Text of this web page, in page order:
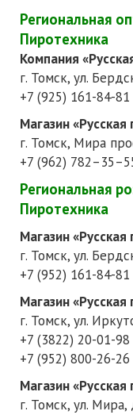
Региональная
Пиротехника
Компания
г. Томск, ул.
+7 (925) 161-84-81
Магазин
г. Томск, Мира
+7 (962)
Региональная
Пиротехника
Магазин
г. Томск, ул.
+7 (952) 161-84-81
Магазин
г. Томск, ул.
+7 (3822) 20-01-98
+7 (952) 800-26-26
Магазин
г. Томск, ул. Мира,